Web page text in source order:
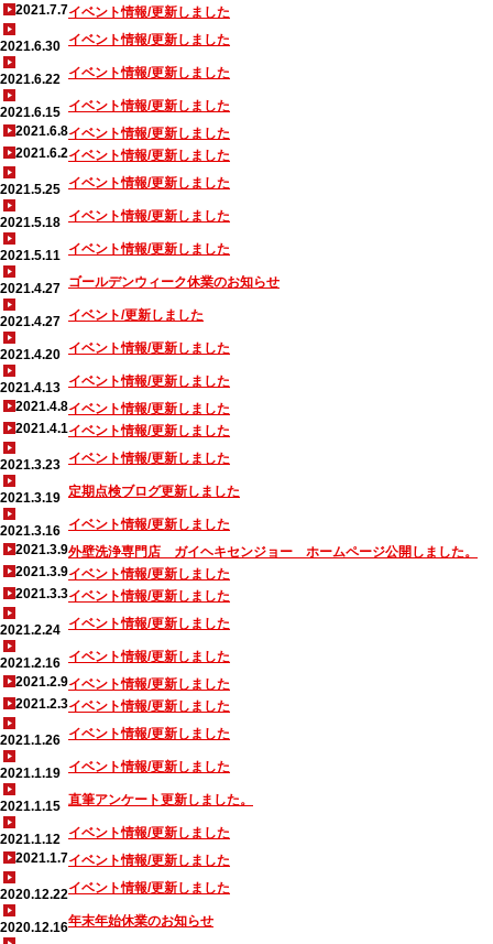
2021.7.7イベント情報/更新しました
2021.6.30 イベント情報/更新しました
2021.6.22 イベント情報/更新しました
2021.6.15 イベント情報/更新しました
2021.6.8イベント情報/更新しました
2021.6.2イベント情報/更新しました
2021.5.25 イベント情報/更新しました
2021.5.18 イベント情報/更新しました
2021.5.11 イベント情報/更新しました
2021.4.27 ゴールデンウィーク休業のお知らせ
2021.4.27 イベント/更新しました
2021.4.20 イベント情報/更新しました
2021.4.13 イベント情報/更新しました
2021.4.8イベント情報/更新しました
2021.4.1イベント情報/更新しました
2021.3.23 イベント情報/更新しました
2021.3.19 定期点検ブログ更新しました
2021.3.16 イベント情報/更新しました
2021.3.9外壁洗浄専門店 ガイヘキセンジョー ホームページ公開しました。
2021.3.9イベント情報/更新しました
2021.3.3イベント情報/更新しました
2021.2.24 イベント情報/更新しました
2021.2.16 イベント情報/更新しました
2021.2.9イベント情報/更新しました
2021.2.3イベント情報/更新しました
2021.1.26 イベント情報/更新しました
2021.1.19 イベント情報/更新しました
2021.1.15 直筆アンケート更新しました。
2021.1.12
イベント情報/更新しました
2021.1.7イベント情報/更新しました
2020.12.22イベント情報/更新しました
2020.12.16年末年始休業のお知らせ